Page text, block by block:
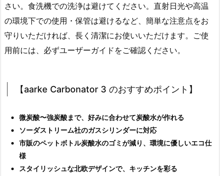
さい。食洗機での洗浄は避けてください。直射日光や高温
の環境下での使用・保管は避けるなど、簡単な注意点をお
守りいただければ、長く清潔にお使いいただけます。ご使
用前には、必ずユーザーガイドをご確認ください。
【aarke Carbonator 3 のおすすめポイント】
微炭酸〜強炭酸まで、好みに合わせて炭酸水が作れる
ソーダストリーム社のガスシリンダーに対応
市販のペットボトル炭酸水のゴミが減り、環境に優しいエコ仕
様
スタイリッシュな北欧デザインで、キッチンを彩る